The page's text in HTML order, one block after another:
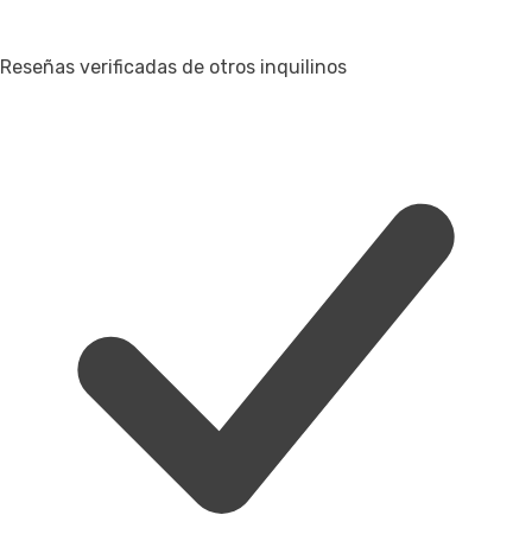
Reseñas verificadas de otros inquilinos